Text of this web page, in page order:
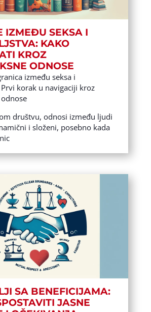
IZMEĐU SEKSA I
KAKO
KROZ
ODNOSE
između seksa i
korak u navigaciji kroz
društvu, odnosi između ljudi
i složeni, posebno kada
SA BENEFICIJAMA:
JASNE